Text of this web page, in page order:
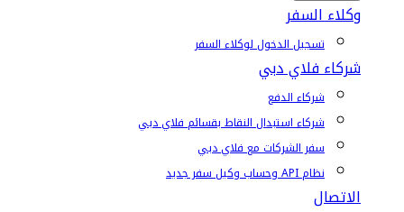
وكلاء السفر
تسجيل الدخول لوكلاء السفر
شركاء فلاي دبي
شركاء الدفع
شركاء استبدال النقاط بقسائم فلاي دبي
سفر الشركات مع فلاي دبي
نظام API وحساب وكيل سفر جديد
الاتصال